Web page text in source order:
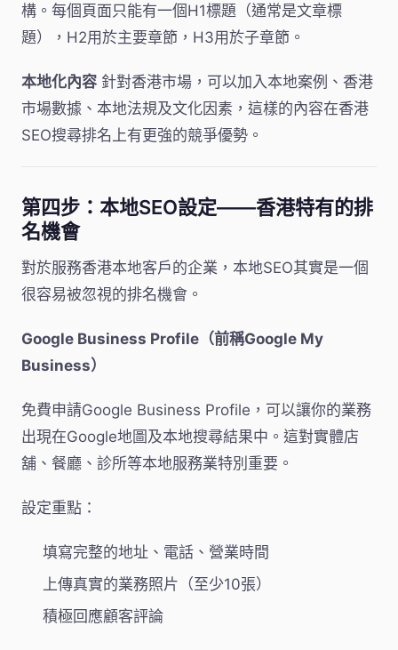
構。每個頁面只能有一個H1標題（通常是文章標
題），H2用於主要章節，H3用於子章節。
本地化內容 針對香港市場，可以加入本地案例、香港
市場數據、本地法規及文化因素，這樣的內容在香港
SEO搜尋排名上有更強的競爭優勢。
第四步：本地SEO設定——香港特有的排
名機會
對於服務香港本地客戶的企業，本地SEO其實是一個
很容易被忽視的排名機會。
Google Business Profile（前稱Google My
Business）
免費申請Google Business Profile，可以讓你的業務
出現在Google地圖及本地搜尋結果中。這對實體店
舖、餐廳、診所等本地服務業特別重要。
設定重點：
填寫完整的地址、電話、營業時間
上傳真實的業務照片（至少10張）
積極回應顧客評論